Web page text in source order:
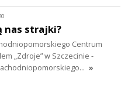
nas strajki?
Centrum
„Zdroje” w Szczecinie -
»